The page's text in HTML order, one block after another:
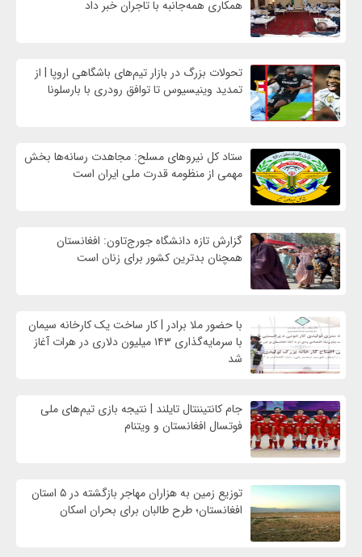
همکاری همه‌جانبه با تاجران خبر داد
تحولات بزرگ در بازار تیم‌های باشگاهی اروپا | از
تمدید وینیسیوس تا توافق رودری با بارسلونا
ستاد کل نیروهای مسلح: مجاهدت رسانه‌ها بخش
مهمی از منظومه قدرت ملی ایران است
گزارش تازه دانشگاه جورج‌تاون: افغانستان
همچنان بدترین کشور برای زنان است
با حضور ملا برادر | کار ساخت یک کارخانه سیمان
با سرمایه‌گذاری ۱۴۳ میلیون دلاری در هرات آغاز
شد
جام کانتیننتال تایلند | نتیجه بازی تیم‌های ملی
فوتسال افغانستان و ویتنام
توزیع زمین به هزاران مهاجر بازگشته در ۵ استان
افغانستان؛ طرح طالبان برای بحران اسکان